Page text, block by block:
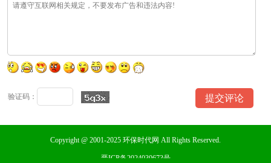
验证码：
Copyright @ 2001-2025 环保时代网 All Rights Reserved.
晋ICP备2024030673号